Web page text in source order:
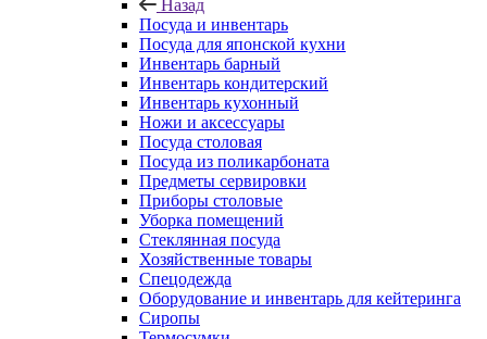
Назад
Посуда и инвентарь
Посуда для японской кухни
Инвентарь барный
Инвентарь кондитерский
Инвентарь кухонный
Ножи и аксессуары
Посуда столовая
Посуда из поликарбоната
Предметы сервировки
Приборы столовые
Уборка помещений
Стеклянная посуда
Хозяйственные товары
Спецодежда
Оборудование и инвентарь для кейтеринга
Сиропы